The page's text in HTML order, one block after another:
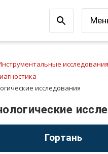
исследования
исследования
Гортань